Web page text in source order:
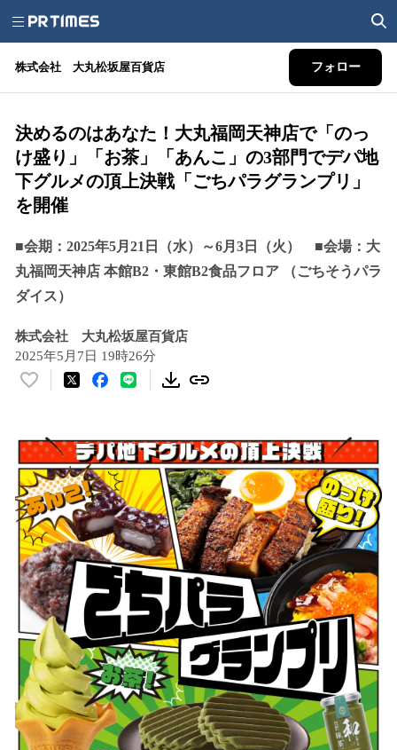
株式会社 大丸松坂屋百貨店 フォロー
決めるのはあなた！大丸福岡天神店で「のっ
け盛り」「お茶」「あんこ」の3部門でデパ地
下グルメの頂上決戦「ごちパラグランプリ」
を開催
■会期：2025年5月21日（水）～6月3日（火） ■会場：大
丸福岡天神店 本館B2・東館B2食品フロア （ごちそうパラ
ダイス）
株式会社 大丸松坂屋百貨店
2025年5月7日 19時26分
い
！
数
を
読
み
込
み
中
で
す